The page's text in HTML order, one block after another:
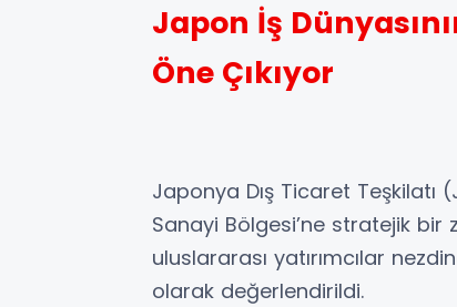
Japon İş
Öne Çıkıyor
Japonya Dış Ticaret Teşkilatı
Sanayi Bölgesi’ne stratejik bir
uluslararası yatırımcılar
olarak değerlendirildi.